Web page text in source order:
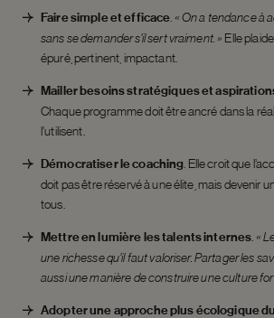
Faire simple et efficace. « On a tendance à
sans se demander s’il sert vraiment. » Elle
épuré, pertinent, impactant.
Mailler besoins stratégiques et
Chaque programme doit être ancré dans la
l’utilisent.
Démocratiser le coaching. Elle croit que
doit pas être réservé à une élite, mais devenir
tous.
Mettre en lumière les talents internes. «
une richesse qu’il faut valoriser. Partager les
aussi une manière de construire une culture
Adopter une approche plus écologique